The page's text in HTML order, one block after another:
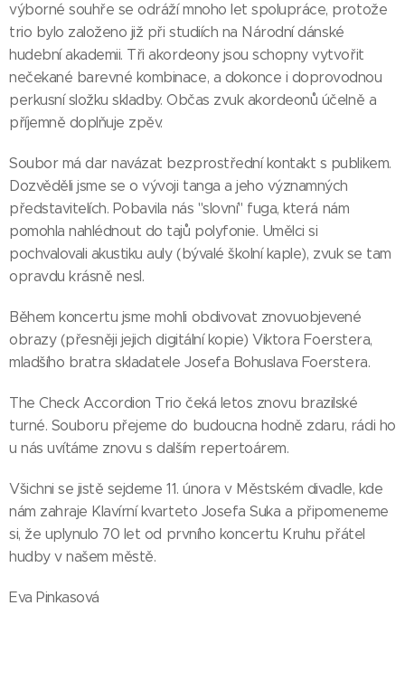
výborné souhře se odráží mnoho let spolupráce, protože
trio bylo založeno již při studiích na Národní dánské
hudební akademii. Tři akordeony jsou schopny vytvořit
nečekané barevné kombinace, a dokonce i doprovodnou
perkusní složku skladby. Občas zvuk akordeonů účelně a
příjemně doplňuje zpěv.
Soubor má dar navázat bezprostřední kontakt s publikem.
Dozvěděli jsme se o vývoji tanga a jeho významných
představitelích. Pobavila nás "slovní" fuga, která nám
pomohla nahlédnout do tajů polyfonie. Umělci si
pochvalovali akustiku auly (bývalé školní kaple), zvuk se tam
opravdu krásně nesl.
Během koncertu jsme mohli obdivovat znovuobjevené
obrazy (přesněji jejich digitální kopie) Viktora Foerstera,
mladšího bratra skladatele Josefa Bohuslava Foerstera.
The Check Accordion Trio čeká letos znovu brazilské
turné. Souboru přejeme do budoucna hodně zdaru, rádi ho
u nás uvítáme znovu s dalším repertoárem.
Všichni se jistě sejdeme 11. února v Městském divadle, kde
nám zahraje Klavírní kvarteto Josefa Suka a připomeneme
si, že uplynulo 70 let od prvního koncertu Kruhu přátel
hudby v našem městě.
Eva Pinkasová